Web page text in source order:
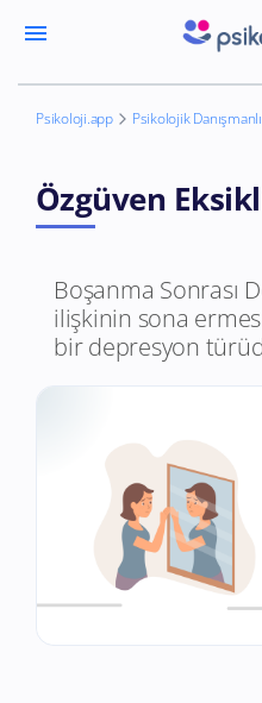
menu
Psikoloji.app Psikolojik
Özgüven
Boşanma Sonrası
ilişkinin sona
bir depresyon